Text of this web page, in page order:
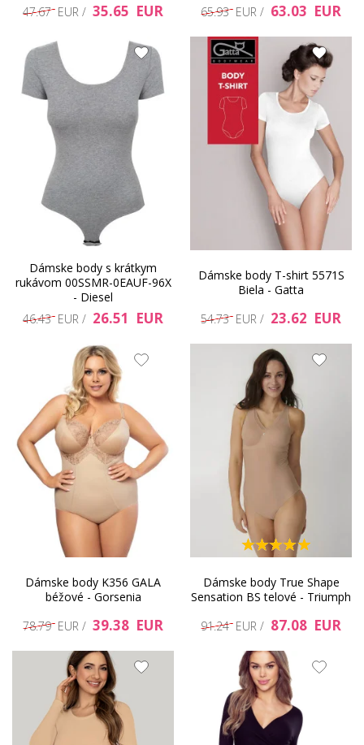
47.67 EUR / 35.65 EUR 65.93 EUR / 63.03 EUR
Dámske body s krátkym
rukávom 00SSMR-0EAUF-96X
- Diesel
46.43 EUR / 26.51 EUR
Dámske body T-shirt 5571S
Biela - Gatta
54.73 EUR / 23.62 EUR
Dámske body K356 GALA
béžové - Gorsenia
78.79 EUR / 39.38 EUR
Dámske body True Shape
Sensation BS telové - Triumph
91.24 EUR / 87.08 EUR